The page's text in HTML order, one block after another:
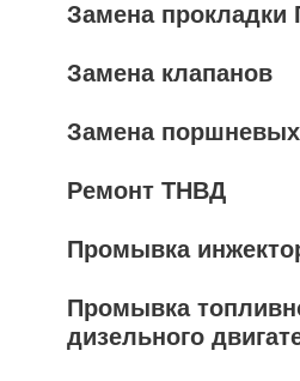
Замена прокладки
Замена клапанов
Замена
Ремонт ТНВД
Промывка
Промывка
дизельного